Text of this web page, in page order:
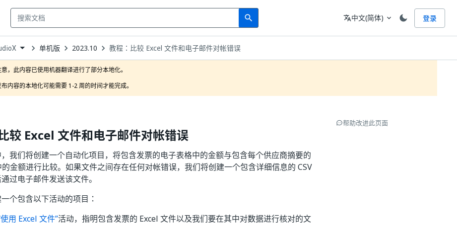
search
Search 语言
translate中文(简体) expand_more 登录
单机版 2023.10 教程：比较 Excel 文件和电子邮件对帐错误
，此内容已使用机器翻译进行了部分本地化。
内容的本地化可能需要 1-2 周的时间才能完成。
较 Excel 文件和电子邮件对帐错误
我们将创建一个自动化项目，将包含发票的电子表格中的金额与包含每个供应商摘要的
的金额进行比较。如果文件之间存在任何对帐错误，我们将创建一个包含详细信息的 CSV
过电子邮件发送该文件。
个包含以下活动的项目：
用 Excel 文件”活动，指明包含发票的 Excel 文件以及我们要在其中对数据进行核对的文
帮助改进此页面